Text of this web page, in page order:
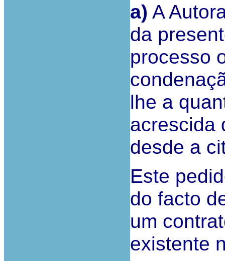
a) A
da
processo
lhe a
acrescida
desde a
Este
do facto
um
existente